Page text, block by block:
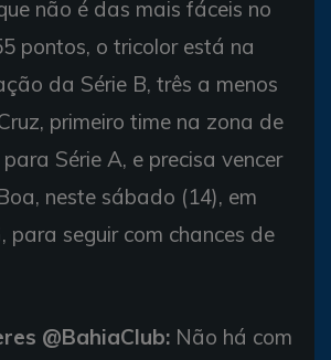
não é das mais fáceis no
pontos, o tricolor está na
da Série B, três a menos
primeiro time na zona de
Série A, e precisa vencer
neste sábado (14), em
para seguir com chances de
@BahiaClub: Não há com